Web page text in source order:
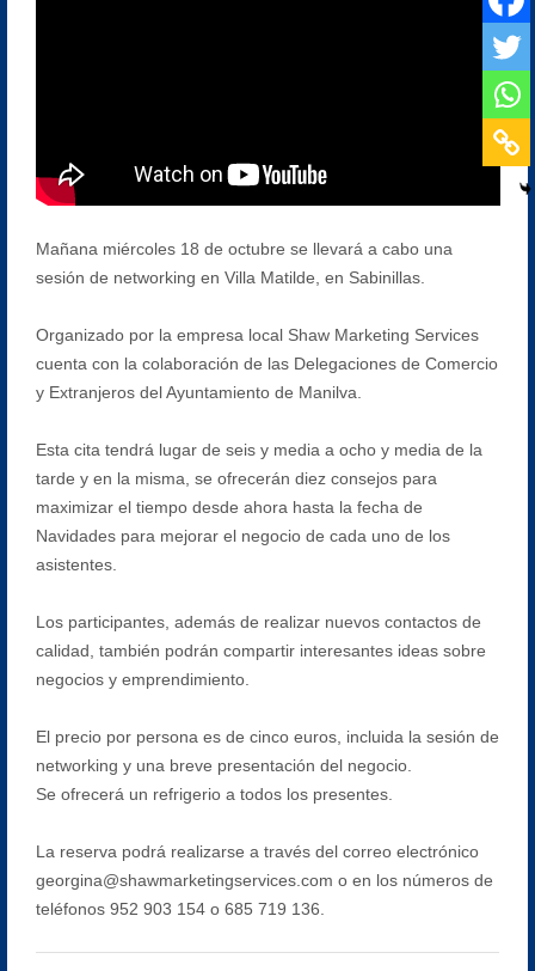
Mañana miércoles 18 de octubre se llevará a cabo una
sesión de networking en Villa Matilde, en Sabinillas.
Organizado por la empresa local Shaw Marketing Services
cuenta con la colaboración de las Delegaciones de Comercio
y Extranjeros del Ayuntamiento de Manilva.
Esta cita tendrá lugar de seis y media a ocho y media de la
tarde y en la misma, se ofrecerán diez consejos para
maximizar el tiempo desde ahora hasta la fecha de
Navidades para mejorar el negocio de cada uno de los
asistentes.
Los participantes, además de realizar nuevos contactos de
calidad, también podrán compartir interesantes ideas sobre
negocios y emprendimiento.
El precio por persona es de cinco euros, incluida la sesión de
networking y una breve presentación del negocio.
Se ofrecerá un refrigerio a todos los presentes.
La reserva podrá realizarse a través del correo electrónico
georgina@shawmarketingservices.com o en los números de
teléfonos 952 903 154 o 685 719 136.